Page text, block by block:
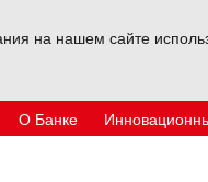
на нашем сайте
О Банке